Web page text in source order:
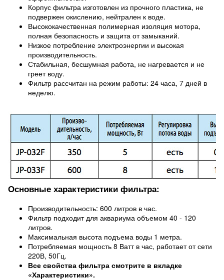
Корпус фильтра изготовлен из прочного пластика, не
подвержен окислению, нейтрален к воде.
Высококачественная полимерная изоляция мотора,
полная безопасность и защита от замыканий.
Низкое потребление электроэнергии и высокая
производительность.
Стабильная, бесшумная работа, не нагревается и не
греет воду.
Фильтр рассчитан на режим работы: 24 часа, 7 дней в
неделю.
Основные характеристики фильтра:
Производительность: 600 литров в час.
Фильтр подходит для аквариума объемом 40 - 120
литров.
Максимальная высота подъема воды 1 метра.
Потребляемая мощность 8 Ватт в час, работает от сети
220В, 50Гц.
Все свойства фильтра смотрите в вкладке
«Характеристики».